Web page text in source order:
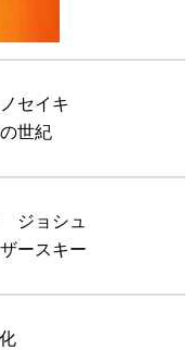
セイキ
世紀
ジョシュ
ースキー